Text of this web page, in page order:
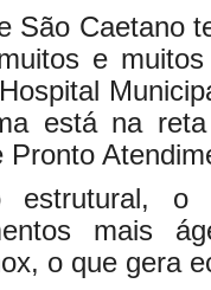
São Caetano
e muitos
está na
estrutural, o
mais
o que gera